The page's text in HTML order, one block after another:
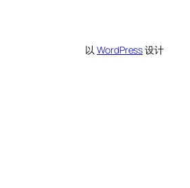
以WordPress设计